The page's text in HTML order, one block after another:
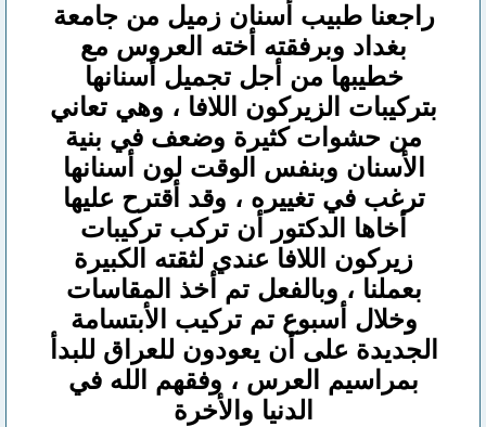
راجعنا طبيب أسنان زميل من جامعة
بغداد وبرفقته أخته العروس مع
خطيبها من أجل تجميل أسنانها
بتركيبات الزيركون اللافا ، وهي تعاني
من حشوات كثيرة وضعف في بنية
الأسنان وبنفس الوقت لون أسنانها
ترغب في تغييره ، وقد أقترح عليها
أخاها الدكتور أن تركب تركيبات
زيركون اللافا عندي لثقته الكبيرة
بعملنا ، وبالفعل تم أخذ المقاسات
وخلال أسبوع تم تركيب الأبتسامة
الجديدة على أن يعودون للعراق للبدأ
بمراسيم العرس ، وفقهم الله في
الدنيا والأخرة